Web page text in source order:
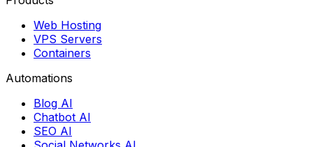
Web Hosting
VPS Servers
Containers
Automations
Blog AI
Chatbot AI
SEO AI